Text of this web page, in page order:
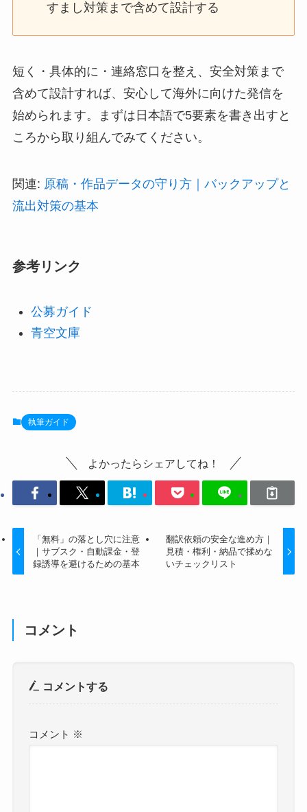
すまし対策まで含めて設計する
短く・具体的に・連絡窓口を整え、安全対策まで
含めて設計すれば、安心して海外に向けた発信を
始められます。まずは日本語で5要素を書き出すと
ころから取り組んでみてください。
関連: 原稿・作品データの守り方｜バックアップと
流出対策の基本
参考リンク
公募ガイド
青空文庫
執筆ガイド
よかったらシェアしてね！
「無料」の落とし穴に注意
｜サブスク・自動課金・登
録誘導を避けるための基本
翻訳依頼の安全な進め方｜
見積・権利・納品で揉めな
いチェックリスト
コメント
コメントする
コメント ※